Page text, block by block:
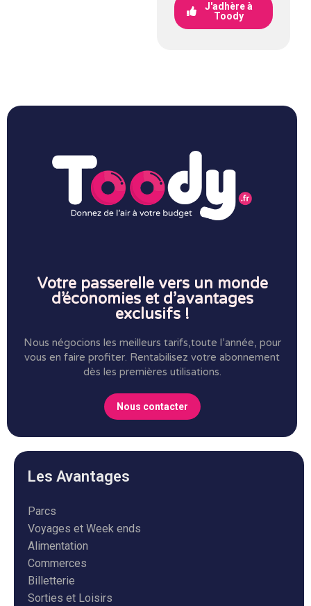
J'adhère à
Toody
Votre passerelle vers un monde
d’économies et d’avantages
exclusifs !
Nous négocions les meilleurs tarifs,toute l’année, pour
vous en faire profiter. Rentabilisez votre abonnement
dès les premières utilisations.
Nous contacter
Les Avantages
Parcs
Voyages et Week ends
Alimentation
Commerces
Billetterie
Sorties et Loisirs